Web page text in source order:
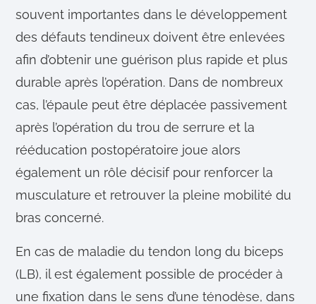
souvent importantes dans le développement
des défauts tendineux doivent être enlevées
afin d’obtenir une guérison plus rapide et plus
durable après l’opération. Dans de nombreux
cas, l’épaule peut être déplacée passivement
après l’opération du trou de serrure et la
rééducation postopératoire joue alors
également un rôle décisif pour renforcer la
musculature et retrouver la pleine mobilité du
bras concerné.
En cas de maladie du tendon long du biceps
(LB), il est également possible de procéder à
une fixation dans le sens d’une ténodèse, dans